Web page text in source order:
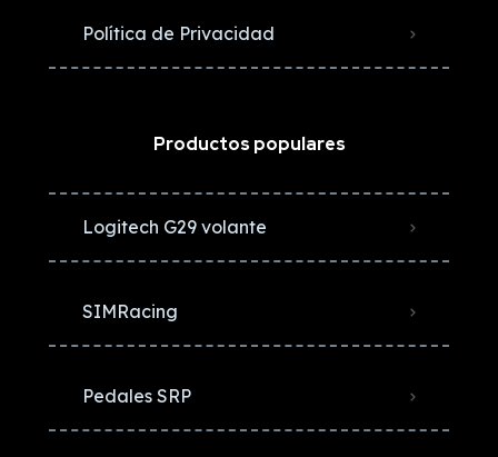
Política de Privacidad
Productos populares
Logitech G29 volante
SIMRacing
Pedales SRP